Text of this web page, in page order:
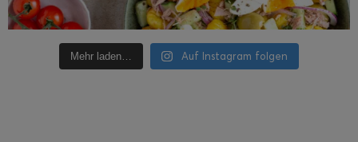
Mehr laden… Auf Instagram folgen